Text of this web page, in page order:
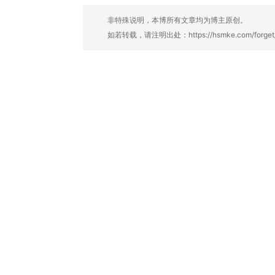
非特殊说明，本博所有文章均为博主原创。
如若转载，请注明出处： https://hsmke.com/